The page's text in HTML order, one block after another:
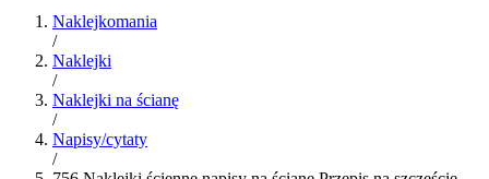
Naklejkomania
/
Naklejki
/
Naklejki na ścianę
/
Napisy/cytaty
/